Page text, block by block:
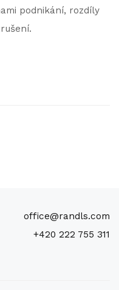
podnikání, rozdíly
office@randls.com
+420 222 755 311